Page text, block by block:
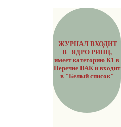
ЖУРНАЛ ВХОДИТ
В ЯДРО РИНЦ,
имеет категорию К1 в
Перечне ВАК и входит
в "Белый список"